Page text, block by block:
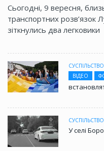
Сьогодні, 9 вересня,
транспортних
зіткнулись два легковики
СУСПІЛЬСТВО
ВІДЕО
СУСПІЛЬСТВО
У селі